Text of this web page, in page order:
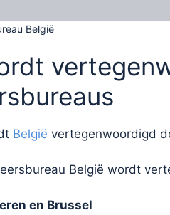
België
België vertegenwoordigd
België wordt
en Brussel